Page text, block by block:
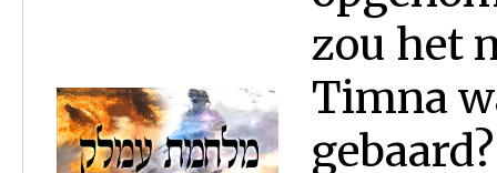
zou het
Timna